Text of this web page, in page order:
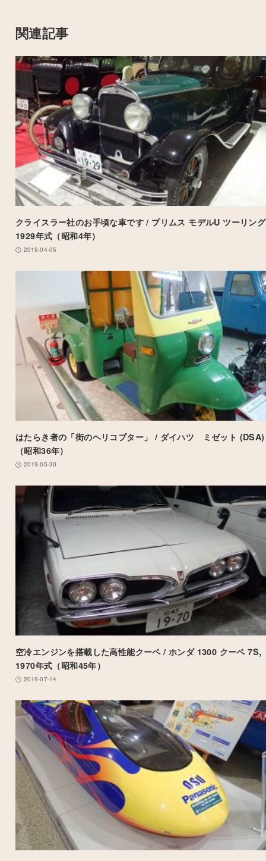
関連記事
クライスラー社のお手頃な車です / プリムス モデルU ツーリン
1929年式（昭和4年）
2019-04-05
はたらき者の「街のヘリコプター」 / ダイハツ ミゼット (DSA)
（昭和36年）
2019-05-30
空冷エンジンを搭載した高性能クーペ / ホンダ 1300 クーペ 7S,
1970年式（昭和45年）
2019-07-14